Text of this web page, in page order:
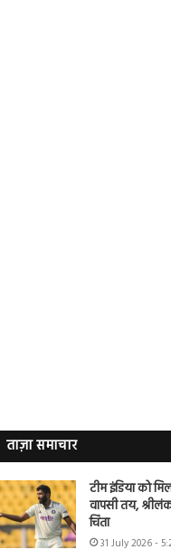
ताज़ा समाचार
टीम इंडिया को
वापसी तय,
चिंता
31 July 2026 -